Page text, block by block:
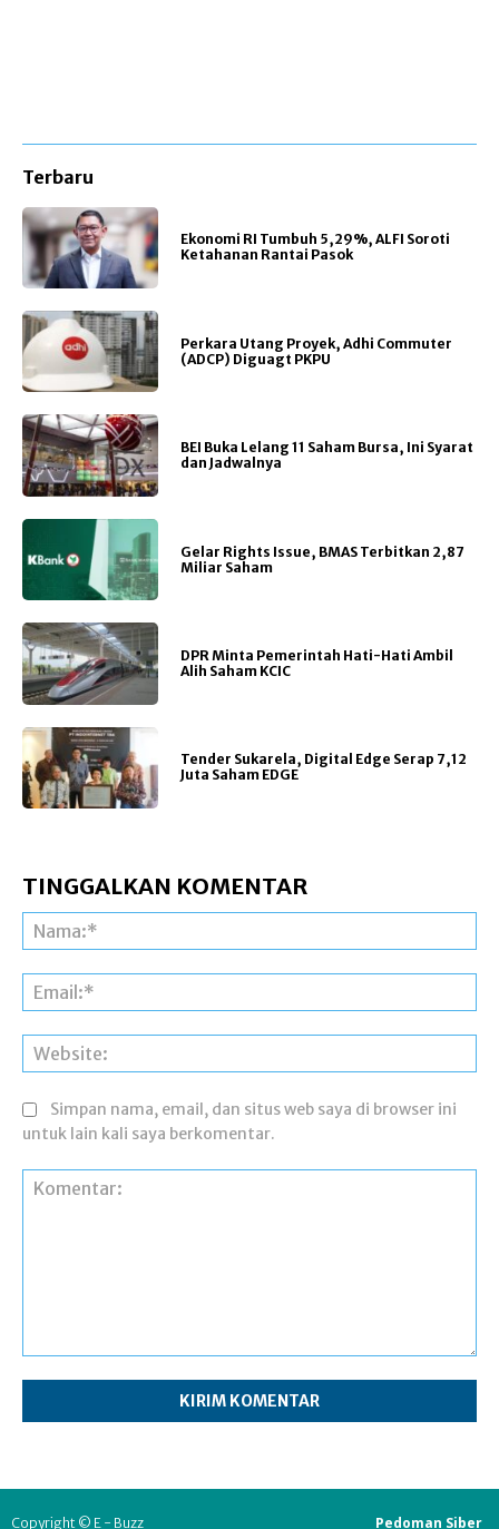
Terbaru
Ekonomi RI Tumbuh 5,29%, ALFI Soroti
Ketahanan Rantai Pasok
Perkara Utang Proyek, Adhi Commuter
(ADCP) Diguagt PKPU
BEI Buka Lelang 11 Saham Bursa, Ini Syarat
dan Jadwalnya
Gelar Rights Issue, BMAS Terbitkan 2,87
Miliar Saham
DPR Minta Pemerintah Hati-Hati Ambil
Alih Saham KCIC
Tender Sukarela, Digital Edge Serap 7,12
Juta Saham EDGE
TINGGALKAN KOMENTAR
Simpan nama, email, dan situs web saya di browser ini
untuk lain kali saya berkomentar.
Copyright © E - Buzz Pedoman Siber